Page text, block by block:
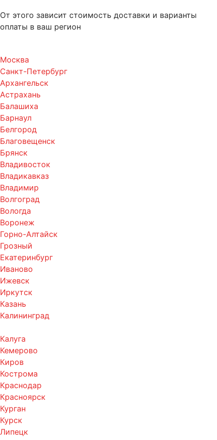
От этого зависит стоимость доставки и варианты
оплаты в ваш регион
Москва
Санкт-Петербург
Архангельск
Астрахань
Балашиха
Барнаул
Белгород
Благовещенск
Брянск
Владивосток
Владикавказ
Владимир
Волгоград
Вологда
Воронеж
Горно-Алтайск
Грозный
Екатеринбург
Иваново
Ижевск
Иркутск
Казань
Калининград
Калуга
Кемерово
Киров
Кострома
Краснодар
Красноярск
Курган
Курск
Липецк